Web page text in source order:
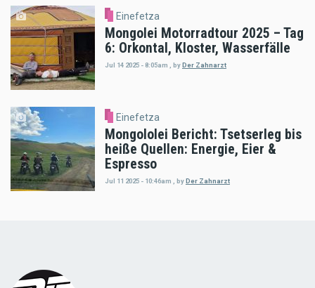
Einefetza
Mongolei Motorradtour 2025 – Tag
6: Orkontal, Kloster, Wasserfälle
Jul 14 2025 - 8:05am byDer Zahnarzt
Einefetza
Mongololei Bericht: Tsetserleg bis
heiße Quellen: Energie, Eier &
Espresso
Jul 11 2025 - 10:46am byDer Zahnarzt